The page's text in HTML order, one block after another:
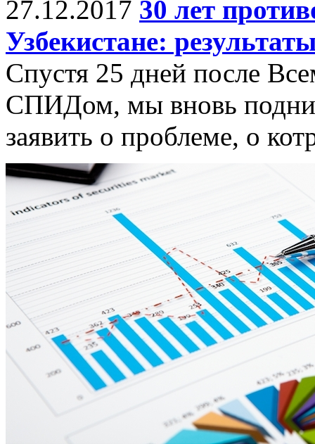
27.12.2017 30 лет
Узбекистане:
Спустя 25 дней после
СПИДом, мы вновь
заявить о проблеме, о